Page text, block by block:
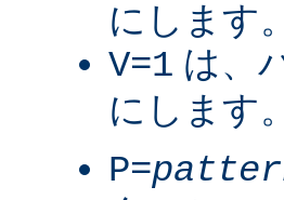
にします。
V=1 は、
にします。
P=